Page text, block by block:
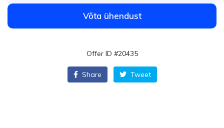
Võta ühendust
Offer ID #20435
Share Tweet